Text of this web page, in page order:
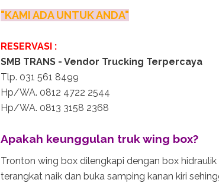
"KAMI ADA UNTUK ANDA"
RESERVASI :
SMB TRANS - Vendor Trucking Terpercaya
Tlp. 031 561 8499
Hp/WA. 0812 4722 2544
Hp/WA. 0813 3158 2368
Apakah keunggulan truk wing box?
Tronton wing box dilengkapi dengan box
terangkat naik dan buka samping kanan kiri